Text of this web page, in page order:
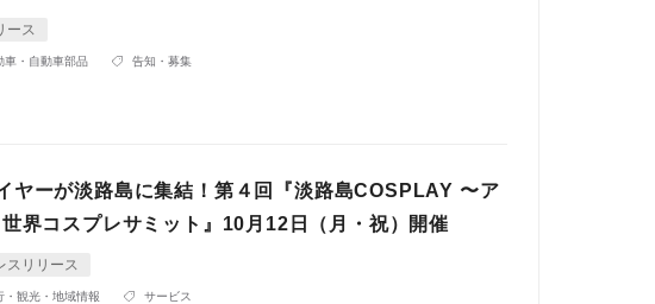
ース
車・自動車部品 告知・募集
ヤーが淡路島に集結！第４回『淡路島COSPLAY 〜ア
界コスプレサミット』10月12日（月・祝）開催
スリリース
・観光・地域情報 サービス